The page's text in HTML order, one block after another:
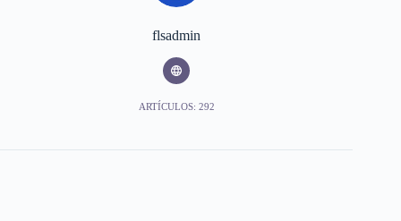
flsadmin
ARTÍCULOS: 292